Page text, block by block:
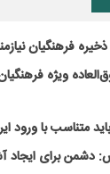
فرهنگیان
ویژه
متناسب با ورود
دشمن برای ایجاد